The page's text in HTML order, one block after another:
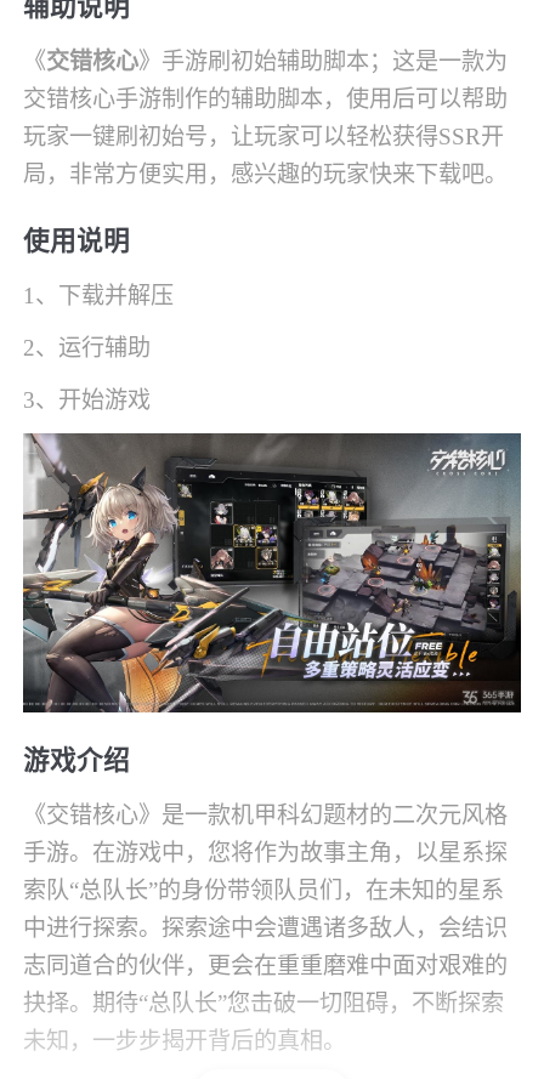
辅助说明
《交错核心》手游刷初始辅助脚本；这是一款为
交错核心手游制作的辅助脚本，使用后可以帮助
玩家一键刷初始号，让玩家可以轻松获得SSR开
局，非常方便实用，感兴趣的玩家快来下载吧。
使用说明
1、下载并解压
2、运行辅助
3、开始游戏
游戏介绍
《交错核心》是一款机甲科幻题材的二次元风格
手游。在游戏中，您将作为故事主角，以星系探
索队“总队长”的身份带领队员们，在未知的星系
中进行探索。探索途中会遭遇诸多敌人，会结识
志同道合的伙伴，更会在重重磨难中面对艰难的
抉择。期待“总队长”您击破一切阻碍，不断探索
未知，一步步揭开背后的真相。